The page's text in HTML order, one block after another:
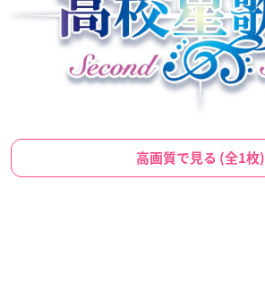
高画質で見る (全1枚)